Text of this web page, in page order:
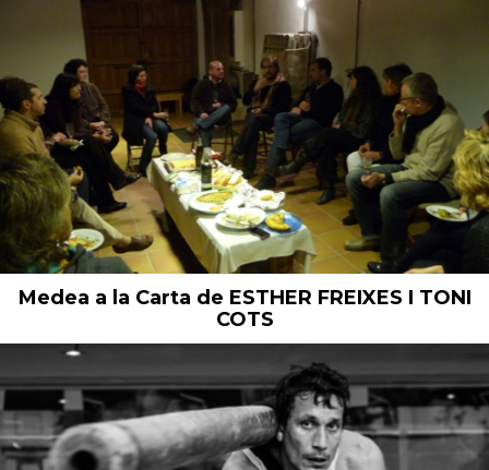
Medea a la Carta de ESTHER FREIXES I TONI
COTS